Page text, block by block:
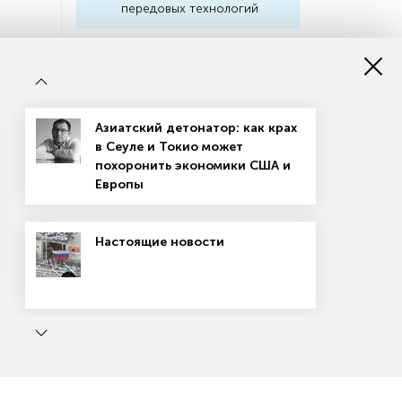
передовых технологий
снижаемся
В фокусе инвесторов —
корпоративный долг
ВВП РФ компенсировал больше
половины кризисного спада
Азиатский детонатор: как крах
в Сеуле и Токио может
похоронить экономики США и
Европы
Настоящие новости